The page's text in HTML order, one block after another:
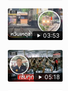
03:53
05:18